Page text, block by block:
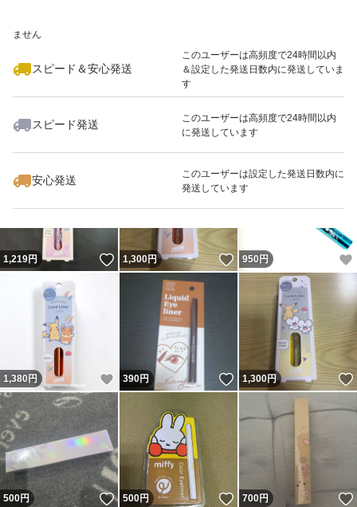
ません
スピード＆安心発送
このユーザーは高頻度で24時間以内
＆設定した発送日数内に発送していま
す
スピード発送
このユーザーは高頻度で24時間以内
に発送しています
安心発送
このユーザーは設定した発送日数内に
発送しています
いいね！
3,500
1,219円 いいね！
1,300円 いいね！
950 円
1,380 円 いいね！
390円 いいね！
1,300円
500円 いいね！
500円 いいね！
700円